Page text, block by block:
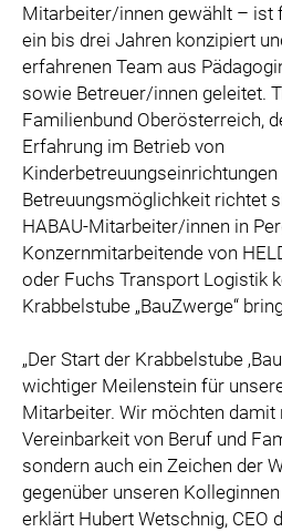
Mitarbeiter/innen gewählt – ist
ein bis drei Jahren konzipiert
erfahrenen Team aus
sowie Betreuer/innen geleitet.
Familienbund Oberösterreich,
Erfahrung im Betrieb von
Kinderbetreuungseinrichtungen
Betreuungsmöglichkeit richtet
HABAU-Mitarbeiter/innen in
Konzernmitarbeitende von
oder Fuchs Transport Logistik
Krabbelstube „BauZwerge“
„Der Start der Krabbelstube
wichtiger Meilenstein für
Mitarbeiter. Wir möchten damit
Vereinbarkeit von Beruf und
sondern auch ein Zeichen der
gegenüber unseren
erklärt Hubert Wetschnig, CEO